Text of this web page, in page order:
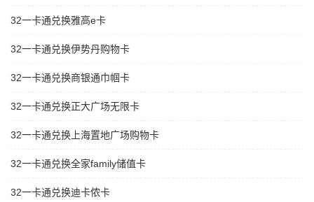
32一卡通兑换雅高e卡
32一卡通兑换伊势丹购物卡
32一卡通兑换商银通巾帼卡
32一卡通兑换正大广场无限卡
32一卡通兑换上海置地广场购物卡
32一卡通兑换全家family储值卡
32一卡通兑换迪卡侬卡